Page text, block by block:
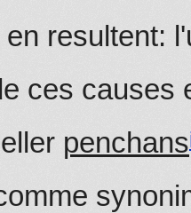
resultent:
ces causes
penchans